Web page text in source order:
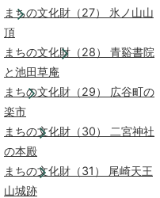
まちの文化財（27） 氷ノ山山
頂
まちの文化財（28） 青谿書院
と池田草庵
まちの文化財（29） 広谷町の
楽市
まちの文化財（30） 二宮神社
の本殿
まちの文化財（31） 尾崎天王
山城跡